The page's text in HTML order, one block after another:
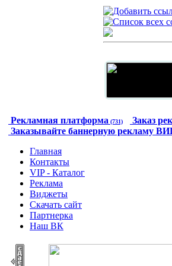
Рекламная платформа (731) Заказ
Заказывайте баннерную рекламу
Главная
Контакты
VIP - Каталог
Реклама
Виджеты
Скачать сайт
Партнерка
Наш ВК